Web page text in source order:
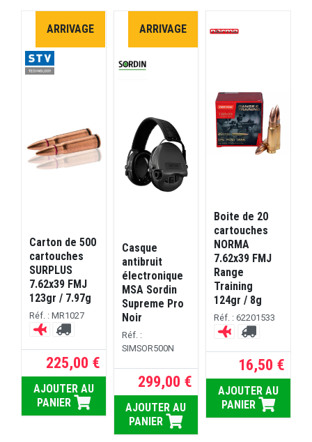
ARRIVAGE
Carton de 500
cartouches
SURPLUS
7.62x39 FMJ
123gr / 7.97g
Réf. : MR1027
225,00 €
AJOUTER AU
PANIER
ARRIVAGE
Casque
antibruit
électronique
MSA Sordin
Supreme Pro
Noir
Réf. :
SIMSOR500N
299,00 €
AJOUTER AU
PANIER
Boite de 20
cartouches
NORMA
7.62x39 FMJ
Range
Training
124gr / 8g
Réf. : 62201533
16,50 €
AJOUTER AU
PANIER